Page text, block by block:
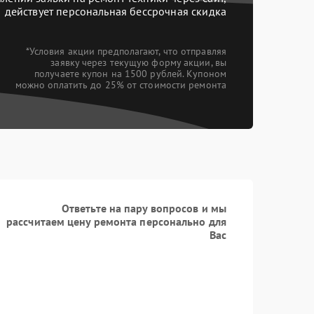
900 рублей
900 рублей Заказать
действует персональная бессрочная скидка
*Условия акции предполагают, что отправляя
заявку через текущую форму акции, вы
получаете купон на 1500 рублей. Купоном
можно оплатить до 25% от стоимости ремонта
Ответьте на пару вопросов и мы
рассчитаем цену ремонта персонально для
Вас